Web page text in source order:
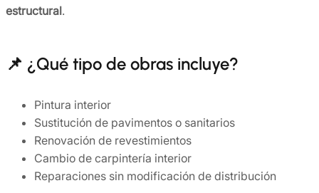
estructural.
📌 ¿Qué tipo de obras incluye?
Pintura interior
Sustitución de pavimentos o sanitarios
Renovación de revestimientos
Cambio de carpintería interior
Reparaciones sin modificación de distribución